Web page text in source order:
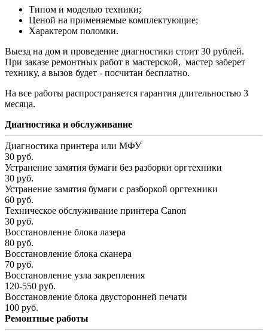
Типом и моделью техники;
Ценой на применяемые комплектующие;
Характером поломки.
Выезд на дом и проведение диагностики стоит 30 рублей.
При заказе ремонтных работ в мастерской, мастер заберет
технику, а вызов будет - посчитан бесплатно.
На все работы распространяется гарантия длительностью 3
месяца.
Диагностика и обслуживание
Диагностика принтера или МФУ
30 руб.
Устранение замятия бумаги без разборки оргтехники
30 руб.
Устранение замятия бумаги с разборкой оргтехники
60 руб.
Техническое обслуживание принтера Canon
30 руб.
Восстановление блока лазера
80 руб.
Восстановление блока сканера
70 руб.
Восстановление узла закрепления
120-550 руб.
Восстановление блока двусторонней печати
100 руб.
Ремонтные работы